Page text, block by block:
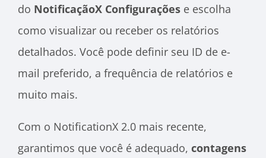
do NotificaçãoX Configurações e escolha
como visualizar ou receber os relatórios
detalhados. Você pode definir seu ID de e-
mail preferido, a frequência de relatórios e
muito mais.
Com o NotificationX 2.0 mais recente,
garantimos que você é adequado, contagens